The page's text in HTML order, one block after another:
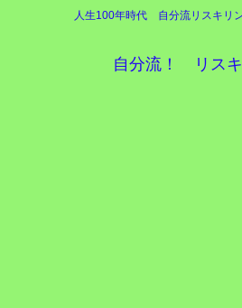
人生100年時代 自分流リスキリ
自分流！ リス